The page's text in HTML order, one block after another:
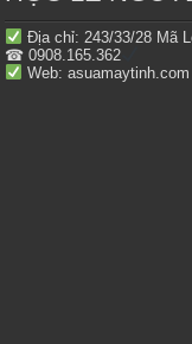
Địa chỉ: 243/33/28 Mã
☎ 0908.165.362
Web: